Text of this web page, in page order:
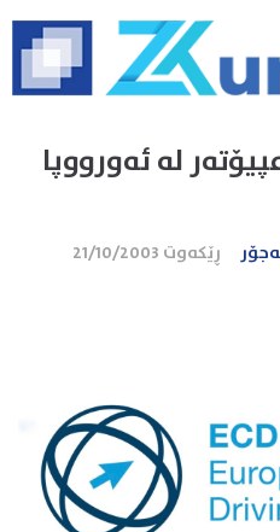
له ئه‌ورووپا
ڕێکەوت 21/10/2003